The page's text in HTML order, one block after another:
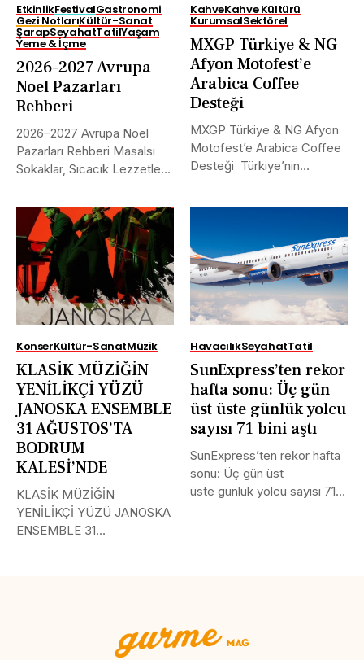
EtkinlikFestivalGastronomi
Gezi NotlarıKültür-Sanat
ŞarapSeyahatTatilYaşam
Yeme & İçme
2026–2027 Avrupa
Noel Pazarları
Rehberi
2026–2027 Avrupa Noel
Pazarları Rehberi Masalsı
Sokaklar, Sıcacık Lezzetler
KahveKahve Kültürü
KurumsalSektörel
MXGP Türkiye & NG
Afyon Motofest’e
Arabica Coffee
Desteği
MXGP Türkiye & NG Afyon
Motofest’e Arabica Coffee
Desteği Türkiye’nin
KonserKültür-SanatMüzik
KLASİK MÜZİĞİN
YENİLİKÇİ YÜZÜ
JANOSKA ENSEMBLE
31 AĞUSTOS’TA
BODRUM
KALESİ’NDE
KLASİK MÜZİĞİN
YENİLİKÇİ YÜZÜ JANOSKA
ENSEMBLE 31
HavacılıkSeyahatTatil
SunExpress’ten rekor
hafta sonu: Üç gün
üst üste günlük yolcu
sayısı 71 bini aştı
SunExpress’ten rekor hafta
sonu: Üç gün üst
üste günlük yolcu sayısı 71